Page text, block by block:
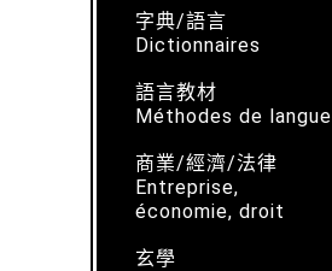
字典/語言
Dictionnaires
語言教材
Méthodes de langue
商業/經濟/法律
Entreprise,
économie, droit
玄學